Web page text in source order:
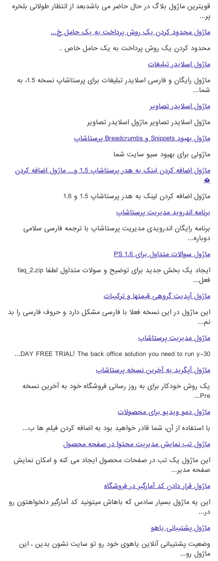
قویترین ماژول بلاگ در حال حاضر می باشدبعد از انتظار طولانی بلخره
پر...
ماژول محدود کردن یک روش پرداخت به یک حامل خ...
محدود کردن یک روش پرداخت به یک حامل خاص .
ماژول اسلایدر تبلیغات
ماژول رایگان و فارسی اسلایدر تبلیغات برای پرستاشاپ نسخه 1.5، به
شما...
ماژول اسلایدر تصاویر
ماژول اسلایدر تصاویر ماژول اسلایدر تصاویر
ماژول بهبود Snippets و Breadcrumbs پرستاشاپ
ماژولی برای بهبود سیو سایت شما
ماژول اضافه کردن لینک به هدر پرستاشاپ 1.5 و... ماژول اضافه کردن
�
ماژول اضافه کردن لینک به هدر پرستاشاپ 1.5 و 1.6
برنامه اندروید مدیریت پرستاشاپ
برنامه رایگان اندرویدی مدیریت پرستاشاپ با ترجمه فارسی سلامی
دوباره...
ماژول سوالات متداول برای PS 1.6
ایجاد یک بخش جدید برای توضیح و سولات متداول لطفا faq_2.zip
فعل...
ماژول آپدیت گروهی قیمتها و ترکیبات
این ماژول در این نسخه فعلا با فارسی مشکل دارد و حروف فارسی را بد
نم...
ماژول مدیریت پرستاشاپ
30-DAY FREE TRIAL! The back office solution you need to run y...
ماژول آپگرید به آخرین نسخه پرستاشاپ
یک روش خودکار برای به روز رسانی فروشگاه خود به آخرین نسخه
Pre...
ماژول دمو ویدیو برای محصولات
با استفاده از آن، شما قادر خواهید بود به اضافه کردن فیلم ها ب...
ماژول تب نمایش مدیریت محتوا در صفحه محصول
این ماژول یک تب در صفحات محصول ایجاد می کنه و امکان نمایش
صفحه مدیر...
ماژول قرار دادن کد آمارگیر در فروشگاه
این یه ماژول بسیار سادس که باهاش میتونید کد آمارگیر دلخواهتون رو
در...
ماژول پشتیبانی یاهو
وضعیت پشتیبانی آنلاین یاهوی خود رو تو سایت نشون بدین ، این
ماژول رو...